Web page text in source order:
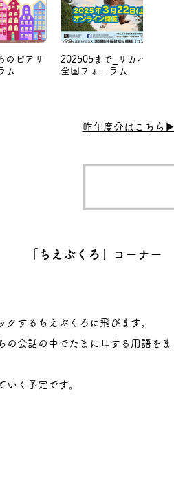
のピアサ
ム
202505まで_リカバリー
全国フォーラム
​昨年度分はこちら▶
「ちえぶくろ」コーナー
クするちえぶくろに飛びます。
の会話の中でたまに耳する用語をま
いく予定です。